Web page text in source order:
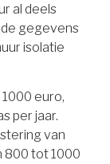
al deels
gegevens
isolatie
euro,
per jaar.
van
800 tot 1000